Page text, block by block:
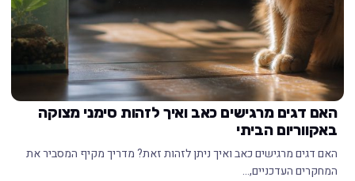
האם דגים מרגישים כאב ואיך לזהות סימני מצוקה
באקווריום הביתי
האם דגים מרגישים כאב ואיך ניתן לזהות זאת? מדריך מקיף המסביר את
המחקרים העדכניים,…